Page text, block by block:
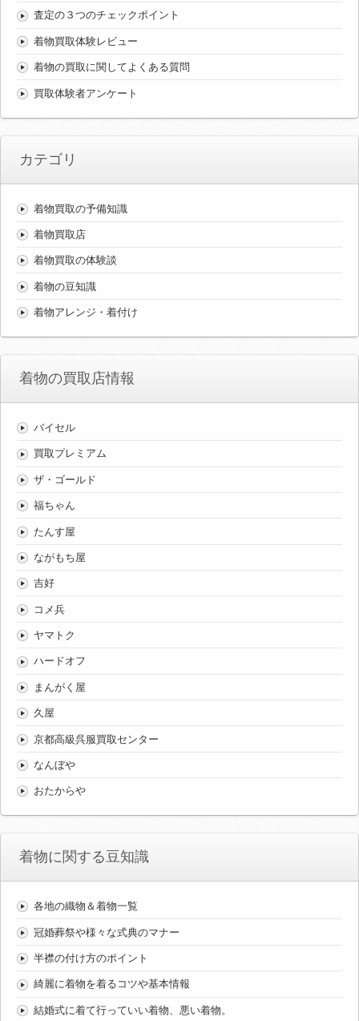
査定の３つのチェックポイント
着物買取体験レビュー
着物の買取に関してよくある質問
買取体験者アンケート
カテゴリ
着物買取の予備知識
着物買取店
着物買取の体験談
着物の豆知識
着物アレンジ・着付け
着物の買取店情報
バイセル
買取プレミアム
ザ・ゴールド
福ちゃん
たんす屋
ながもち屋
吉好
コメ兵
ヤマトク
ハードオフ
まんがく屋
久屋
京都高級呉服買取センター
なんぼや
おたからや
着物に関する豆知識
各地の織物＆着物一覧
冠婚葬祭や様々な式典のマナー
半襟の付け方のポイント
綺麗に着物を着るコツや基本情報
結婚式に着て行っていい着物、悪い着物。